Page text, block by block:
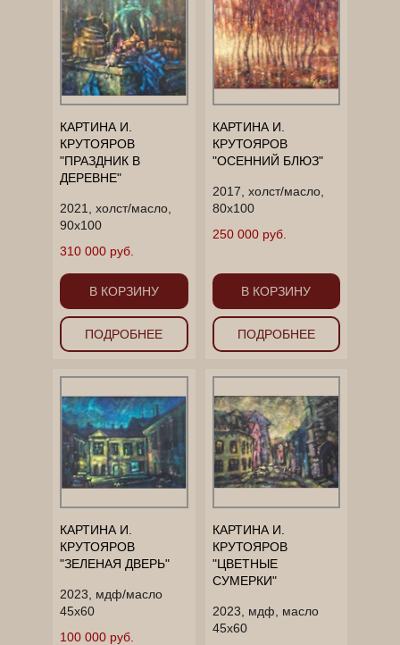
КАРТИНА И.
КРУТОЯРОВ
"ПРАЗДНИК В
ДЕРЕВНЕ"
2021, холст/масло,
90х100
310 000 руб.
В КОРЗИНУ
ПОДРОБНЕЕ
КАРТИНА И.
КРУТОЯРОВ
"ОСЕННИЙ БЛЮЗ"
2017, холст/масло,
80х100
250 000 руб.
В КОРЗИНУ
ПОДРОБНЕЕ
КАРТИНА И.
КРУТОЯРОВ
"ЗЕЛЕНАЯ ДВЕРЬ"
2023, мдф/масло
45х60
100 000 руб.
КАРТИНА И.
КРУТОЯРОВ
"ЦВЕТНЫЕ
СУМЕРКИ"
2023, мдф, масло
45х60